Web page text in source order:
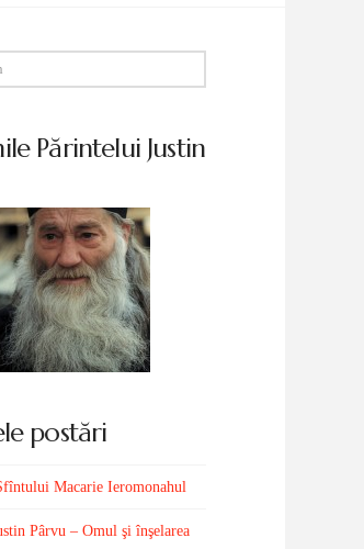
Părintelui Justin
postări
Macarie Ieromonahul
Pârvu – Omul şi înşelarea